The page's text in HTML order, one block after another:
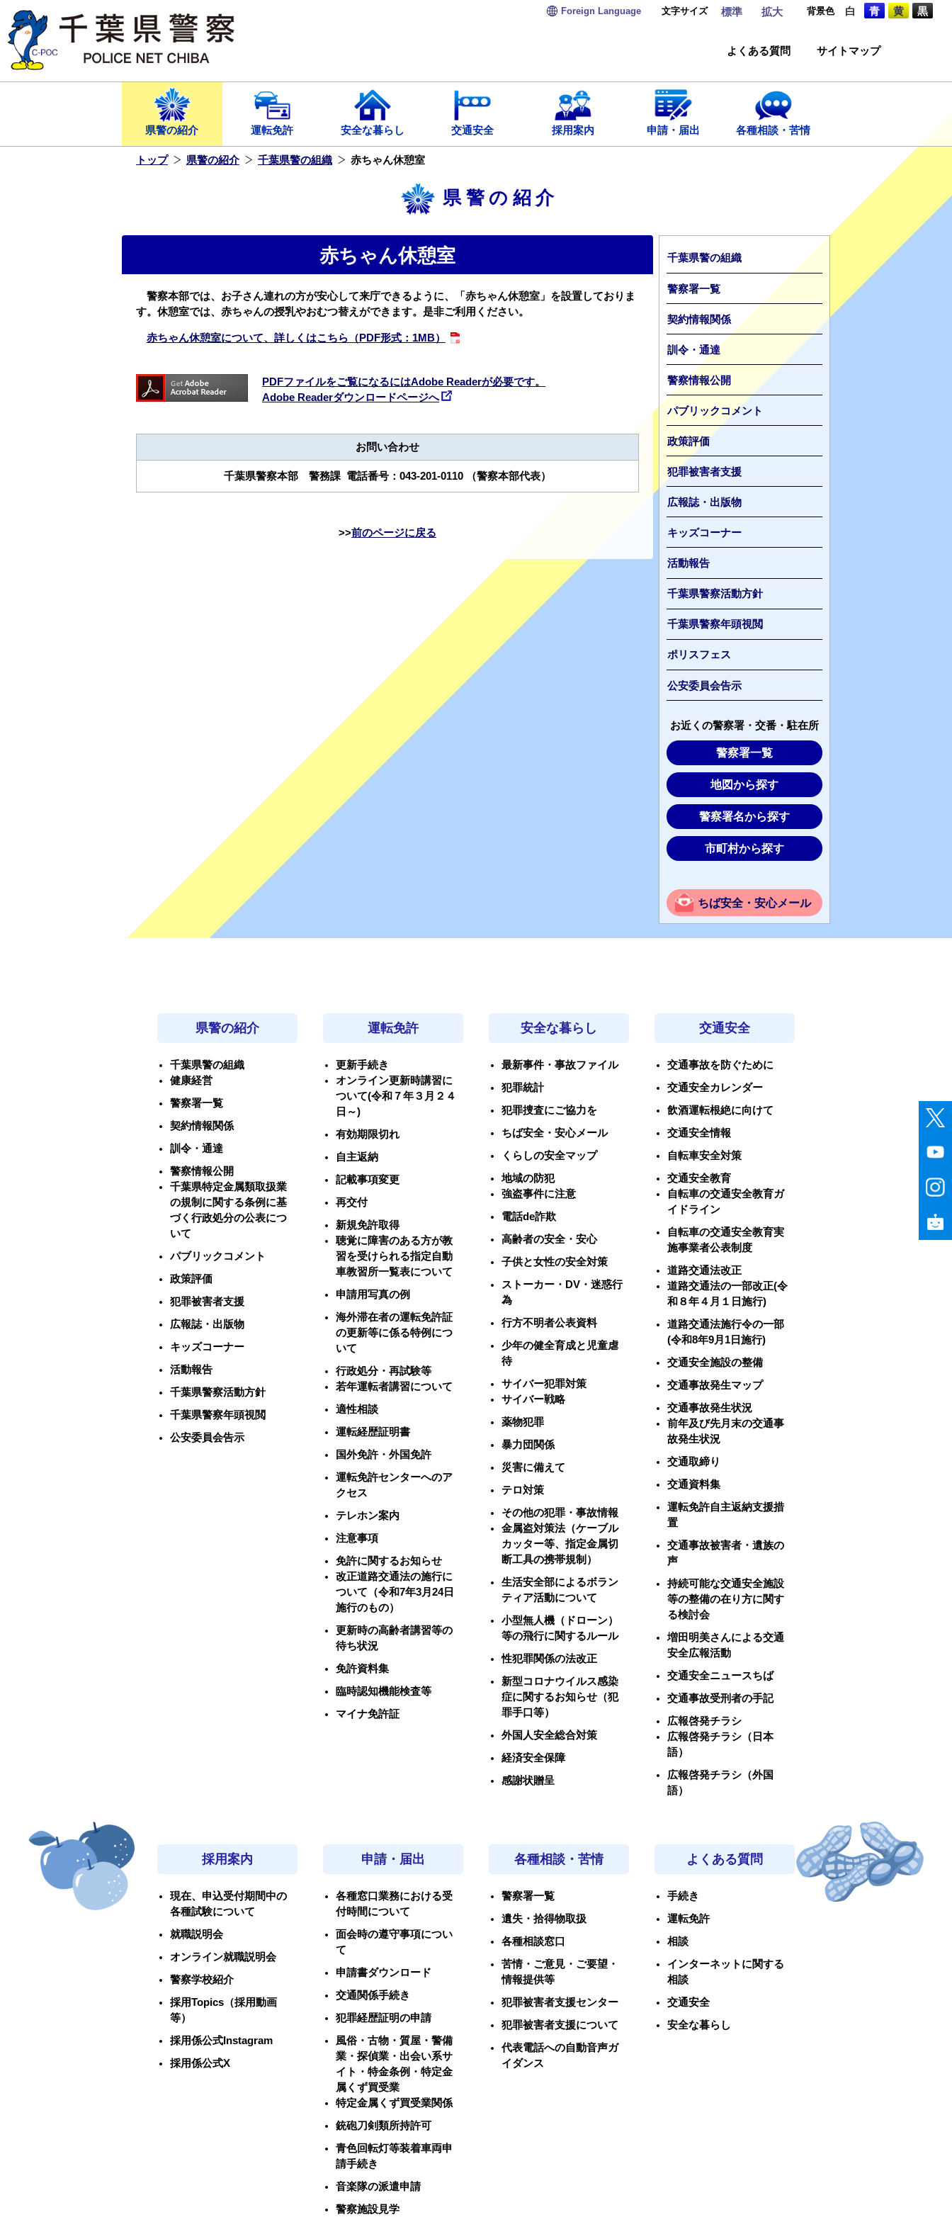
ス
キ
ま
Foreign Language 文字サイズ 標準 拡大 背景色 白 青 黄 黒
よくある質問 サイトマップ
県警の紹介 運転免許 安全な暮らし 交通安全 採用案内 申請・届出 各種相談・苦情
トップ 県警の紹介 千葉県警の組織 赤ちゃん休憩室
県警の紹介
赤ちゃん休憩室
警察本部では、お子さん連れの方が安心して来庁できるように、「赤ちゃん休憩室」を設置しておりま
す。休憩室では、赤ちゃんの授乳やおむつ替えができます。是非ご利用ください。
赤ちゃん休憩室について、詳しくはこちら（PDF形式：1MB）
PDFファイルをご覧になるにはAdobe Readerが必要です。
Adobe Readerダウンロードページへ
お問い合わせ
千葉県警察本部 警務課 電話番号： 043-201-0110 （警察本部代表）
前のページに戻る
千葉県警の組織
警察署一覧
契約情報関係
訓令・通達
警察情報公開
パブリックコメント
政策評価
犯罪被害者支援
広報誌・出版物
キッズコーナー
活動報告
千葉県警察活動方針
千葉県警察年頭視閲
ポリスフェス
公安委員会告示
お近くの警察署・交番・駐在所
警察署一覧
地図から探す
警察署名から探す
市町村から探す
ちば安全・安心メール
県警の紹介
千葉県警の組織
健康経営
警察署一覧
契約情報関係
訓令・通達
警察情報公開
千葉県特定金属類取扱業
の規制に関する条例に基
づく行政処分の公表につ
いて
パブリックコメント
政策評価
犯罪被害者支援
広報誌・出版物
キッズコーナー
活動報告
千葉県警察活動方針
千葉県警察年頭視閲
公安委員会告示
運転免許
更新手続き
オンライン更新時講習に
ついて(令和７年３月２４
日～)
有効期限切れ
自主返納
記載事項変更
再交付
新規免許取得
聴覚に障害のある方が教
習を受けられる指定自動
車教習所一覧表について
申請用写真の例
海外滞在者の運転免許証
の更新等に係る特例につ
いて
行政処分・再試験等
若年運転者講習について
適性相談
運転経歴証明書
国外免許・外国免許
運転免許センターへのア
クセス
テレホン案内
注意事項
免許に関するお知らせ
改正道路交通法の施行に
ついて（令和7年3月24日
施行のもの）
更新時の高齢者講習等の
待ち状況
免許資料集
臨時認知機能検査等
マイナ免許証
安全な暮らし
最新事件・事故ファイル
犯罪統計
犯罪捜査にご協力を
ちば安全・安心メール
くらしの安全マップ
地域の防犯
強盗事件に注意
電話de詐欺
高齢者の安全・安心
子供と女性の安全対策
ストーカー・DV・迷惑行
為
行方不明者公表資料
少年の健全育成と児童虐
待
サイバー犯罪対策
サイバー戦略
薬物犯罪
暴力団関係
災害に備えて
テロ対策
その他の犯罪・事故情報
金属盗対策法（ケーブル
カッター等、指定金属切
断工具の携帯規制）
生活安全部によるボラン
ティア活動について
小型無人機（ドローン）
等の飛行に関するルール
性犯罪関係の法改正
新型コロナウイルス感染
症に関するお知らせ（犯
罪手口等）
外国人安全総合対策
経済安全保障
感謝状贈呈
交通安全
交通事故を防ぐために
交通安全カレンダー
飲酒運転根絶に向けて
交通安全情報
自転車安全対策
交通安全教育
自転車の交通安全教育ガ
イドライン
自転車の交通安全教育実
施事業者公表制度
道路交通法改正
道路交通法の一部改正(令
和８年４月１日施行)
道路交通法施行令の一部
(令和8年9月1日施行)
交通安全施設の整備
交通事故発生マップ
交通事故発生状況
前年及び先月末の交通事
故発生状況
交通取締り
交通資料集
運転免許自主返納支援措
置
交通事故被害者・遺族の
声
持続可能な交通安全施設
等の整備の在り方に関す
る検討会
増田明美さんによる交通
安全広報活動
交通安全ニュースちば
交通事故受刑者の手記
広報啓発チラシ
広報啓発チラシ（日本
語）
広報啓発チラシ（外国
語）
採用案内
現在、申込受付期間中の
各種試験について
就職説明会
オンライン就職説明会
警察学校紹介
採用Topics（採用動画
等）
採用係公式Instagram
採用係公式X
申請・届出
各種窓口業務における受
付時間について
面会時の遵守事項につい
て
申請書ダウンロード
交通関係手続き
犯罪経歴証明の申請
風俗・古物・質屋・警備
業・探偵業・出会い系サ
イト・特金条例・特定金
属くず買受業
特定金属くず買受業関係
銃砲刀剣類所持許可
青色回転灯等装着車両申
請手続き
音楽隊の派遣申請
警察施設見学
各種相談・苦情
警察署一覧
遺失・拾得物取扱
各種相談窓口
苦情・ご意見・ご要望・
情報提供等
犯罪被害者支援センター
犯罪被害者支援について
代表電話への自動音声ガ
イダンス
よくある質問
手続き
運転免許
相談
インターネットに関する
相談
交通安全
安全な暮らし